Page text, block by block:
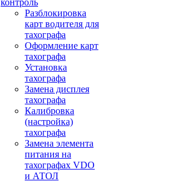
контроль
Разблокировка
карт водителя для
тахографа
Оформление карт
тахографа
Установка
тахографа
Замена дисплея
тахографа
Калибровка
(настройка)
тахографа
Замена элемента
питания на
тахографах VDO
и АТОЛ